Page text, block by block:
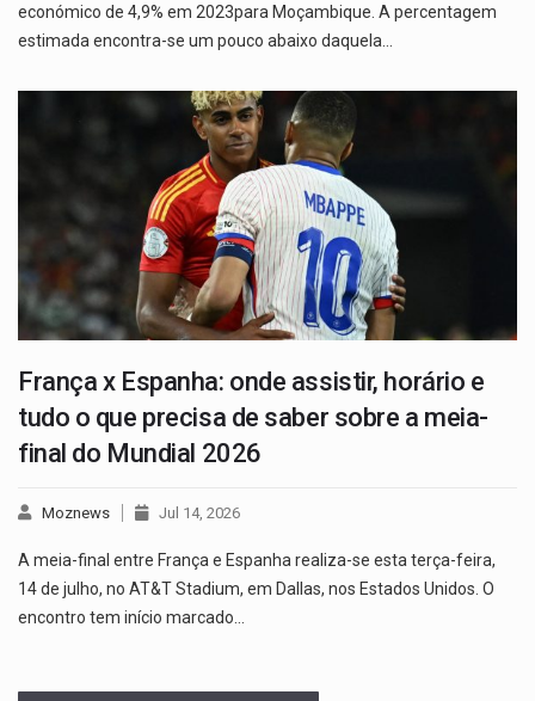
económico de 4,9% em 2023para Moçambique. A percentagem
estimada encontra-se um pouco abaixo daquela…
França x Espanha: onde assistir, horário e
tudo o que precisa de saber sobre a meia-
final do Mundial 2026
Moznews Jul 14, 2026
A meia-final entre França e Espanha realiza-se esta terça-feira,
14 de julho, no AT&T Stadium, em Dallas, nos Estados Unidos. O
encontro tem início marcado…